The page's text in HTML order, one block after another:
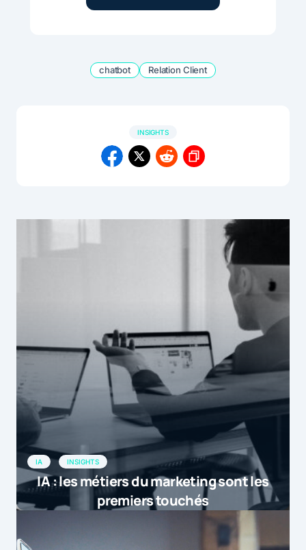
chatbot Relation Client
INSIGHTS
IA INSIGHTS
IA : les métiers du marketing sont les
premiers touchés